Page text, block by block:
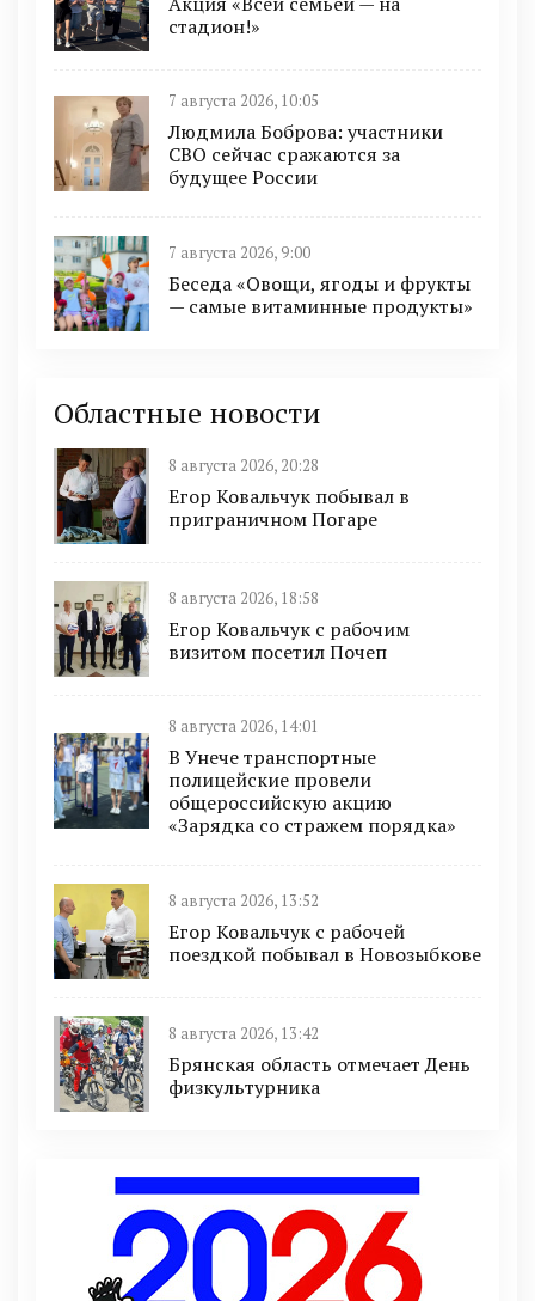
стадион!»
7 августа 2026, 10:05
Людмила Боброва: участники
СВО сейчас сражаются за
будущее России
7 августа 2026, 9:00
Беседа «Овощи, ягоды и фрукты
— самые витаминные продукты»
Областные новости
8 августа 2026, 20:28
Егор Ковальчук побывал в
приграничном Погаре
8 августа 2026, 18:58
Егор Ковальчук с рабочим
визитом посетил Почеп
8 августа 2026, 14:01
В Унече транспортные
полицейские провели
общероссийскую акцию
«Зарядка со стражем порядка»
8 августа 2026, 13:52
Егор Ковальчук с рабочей
поездкой побывал в Новозыбкове
8 августа 2026, 13:42
Брянская область отмечает День
физкультурника